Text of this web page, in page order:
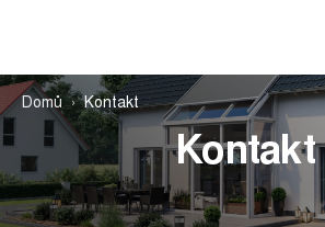
Domů Kontakt
Kontakt